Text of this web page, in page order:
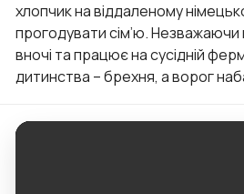
хлопчик на віддаленому
прогодувати сім’ю.
вночі та працює на сусідній
дитинства – брехня, а ворог